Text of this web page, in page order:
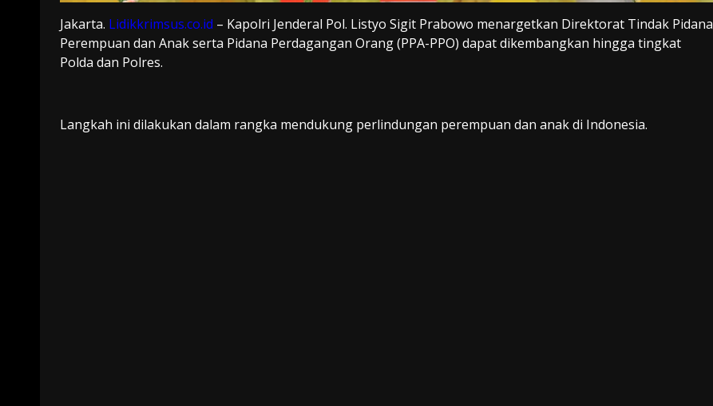
Jakarta. Lidikkrimsus.co.id – Kapolri Jenderal Pol. Listyo Sigit Prabowo menargetkan Direktorat Tindak Pidana
Perempuan dan Anak serta Pidana Perdagangan Orang (PPA-PPO) dapat dikembangkan hingga tingkat
Polda dan Polres.
Langkah ini dilakukan dalam rangka mendukung perlindungan perempuan dan anak di Indonesia.